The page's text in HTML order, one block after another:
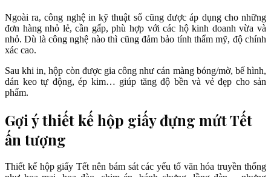
Ngoài ra, công nghệ in kỹ thuật số cũng được áp dụng cho những
đơn hàng nhỏ lẻ, cần gấp, phù hợp với các hộ kinh doanh vừa và
nhỏ. Dù là công nghệ nào thì cũng đảm bảo tính thẩm mỹ, độ chính
xác cao.
Sau khi in, hộp còn được gia công như cán màng bóng/mờ, bế hình,
dán keo tự động, ép kim… giúp tăng độ bền và vẻ đẹp cho sản
phẩm.
Gợi ý thiết kế hộp giấy đựng mứt Tết
ấn tượng
Thiết kế hộp giấy Tết nên bám sát các yếu tố văn hóa truyền thống